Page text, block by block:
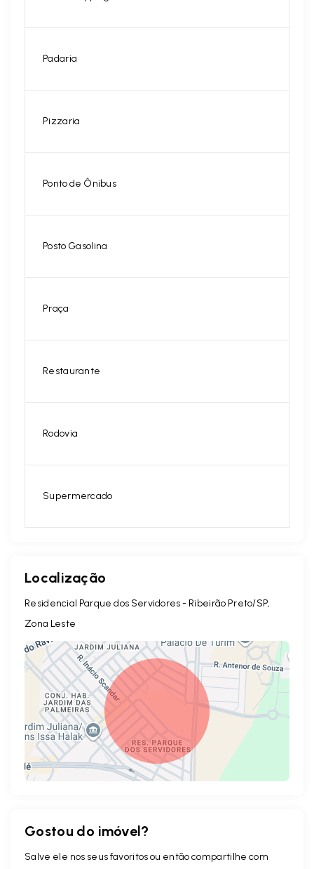
Padaria
Pizzaria
Ponto de Ônibus
Posto Gasolina
Praça
Restaurante
Rodovia
Supermercado
Localização
Residencial Parque dos Servidores - Ribeirão Preto/SP,
Zona Leste
Gostou do imóvel?
Salve ele nos seus favoritos ou então compartilhe com